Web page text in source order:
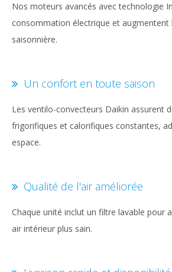
Nos moteurs avancés avec technologie
consommation électrique et augmentent
saisonnière.
Un confort en toute saison
Les ventilo-convecteurs Daikin assurent
frigorifiques et calorifiques constantes,
espace.
Qualité de l'air améliorée
Chaque unité inclut un filtre lavable pour
air intérieur plus sain.